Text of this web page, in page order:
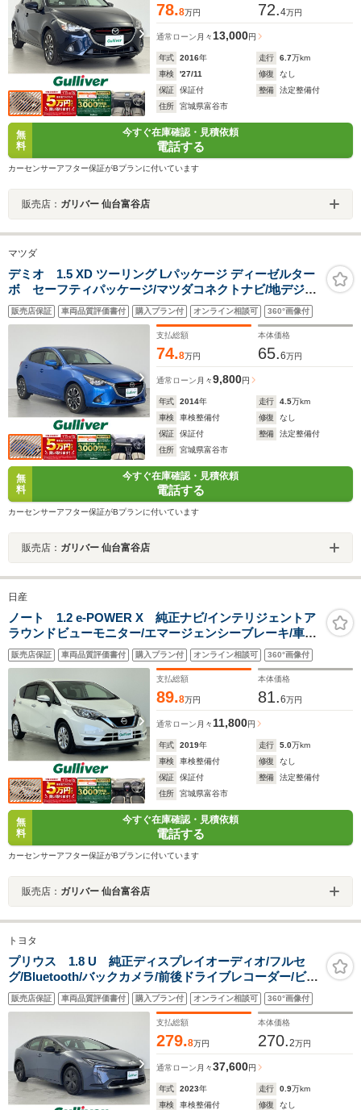
78.8万円 72.4万円
通常ローン 月々13,000円
年式 2016年 走行 6.7万km
車検
'27/11 修復
なし
保証
保証付 整備
法定整備付
住所
宮城県富谷市
無
料
今すぐ在庫確認・見積依頼
電話する
カーセンサーアフター保証がBプランに付いています
販売店： ガリバー 仙台富谷店
マツダ
デミオ 1.5 XD ツーリング Lパッケージ ディーゼルター
ボ セーフティパッケージ/マツダコネクトナビ/地デジ
TV/CD/DVD再生/Bluetooth/バックカメラ/前後ドライブレ
コーダー/ETC/ヘッドアップディスプレイ/クルーズコント
ロール/横滑り防止機能/禁煙車
販売店保証 車両品質評価書付 購入プラン付 オンライン相談可 360°画像付
支払総額
74.8万円
本体価格
65.6万円
通常ローン 月々9,800円
年式 2014年 走行 4.5万km
車検
車検整備付 修復
なし
保証
保証付 整備
法定整備付
住所
宮城県富谷市
無
料
今すぐ在庫確認・見積依頼
電話する
カーセンサーアフター保証がBプランに付いています
販売店： ガリバー 仙台富谷店
日産
ノート 1.2 e-POWER X 純正ナビ/インテリジェントア
ラウンドビューモニター/エマージェンシーブレーキ/車線
逸脱警報/コーナーセンサー/ETC/純正ドライブレコーダ
ー/インテリジェントインナーミラー/ウィンカー付き電動
格納式ミラー/禁煙車
販売店保証 車両品質評価書付 購入プラン付 オンライン相談可 360°画像付
支払総額
89.8万円
本体価格
81.6万円
通常ローン 月々 11,800円
年式 2019年 走行 5.0万km
車検
車検整備付 修復
なし
保証
保証付 整備
法定整備付
住所
宮城県富谷市
無
料
今すぐ在庫確認・見積依頼
電話する
カーセンサーアフター保証がBプランに付いています
販売店： ガリバー 仙台富谷店
トヨタ
プリウス 1.8 U 純正ディスプレイオーディオ/フルセ
グ/Bluetooth/バックカメラ/前後ドライブレコーダー/ビル
トインETC/衝突軽減ブレーキ/レーンキープアシスト/レー
ダークルーズコントロール/シートヒーター
販売店保証 車両品質評価書付 購入プラン付 オンライン相談可 360°画像付
支払総額
279.8万円
本体価格
270.2万円
通常ローン 月々37,600円
年式 2023年 走行 0.9万km
車検
車検整備付 修復
なし